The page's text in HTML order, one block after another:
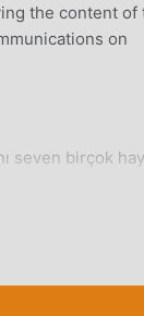
the content of
on
seven birçok
kalmaz, aynı
herhangi bir
ve kurulumu